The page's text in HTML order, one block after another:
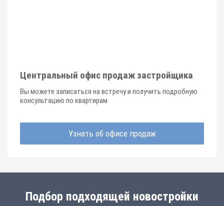
Центральный офис продаж застройщика
Вы можете записаться на встречу и получить подробную
консультацию по квартирам
Узнать об офисе продаж
Подбор подходящей новостройки